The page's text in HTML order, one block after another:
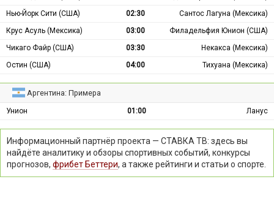
Нью-Йорк Сити (США)
02:30
Сантос Лагуна (Мексика)
Крус Асуль (Мексика)
03:00
Филадельфия Юнион (США)
Чикаго Файр (США)
03:30
Некакса (Мексика)
Остин (США)
04:00 Тихуана (Мексика)
Аргентина: Примера
Унион 01:00 Ланус
Информационный партнёр проекта — СТАВКА ТВ: здесь вы
найдёте аналитику и обзоры спортивных событий, конкурсы
прогнозов, фрибет Беттери, а также рейтинги и статьи о спорте.